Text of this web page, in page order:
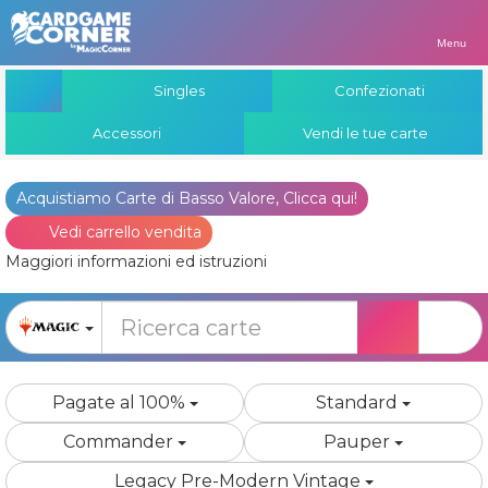
Menu
Singles Confezionati
Accessori Vendi le tue carte
Acquistiamo Carte di Basso Valore, Clicca qui!
Vedi carrello vendita
Maggiori informazioni ed istruzioni
Pagate al 100%
Standard
Commander
Pauper
Legacy Pre-Modern Vintage